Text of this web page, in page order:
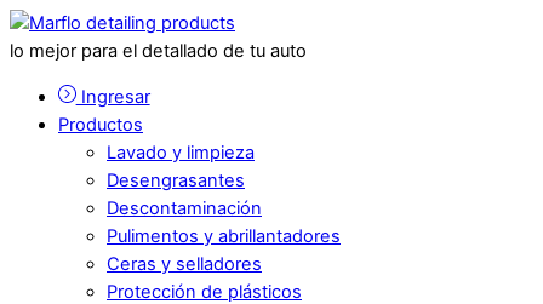
lo mejor para el detallado de tu auto
Ingresar
Productos
Lavado y limpieza
Desengrasantes
Descontaminación
Pulimentos y abrillantadores
Ceras y selladores
Protección de plásticos